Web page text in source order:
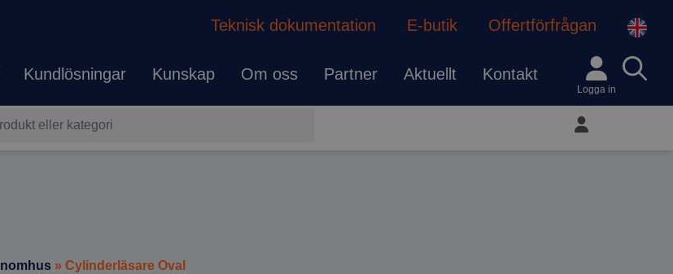
Teknisk dokumentation E-butik Offertförfrågan
Kundlösningar Kunskap Om oss Partner Aktuellt Kontakt
Logga in
Mitt konto
Inomhus » Cylinderläsare Oval